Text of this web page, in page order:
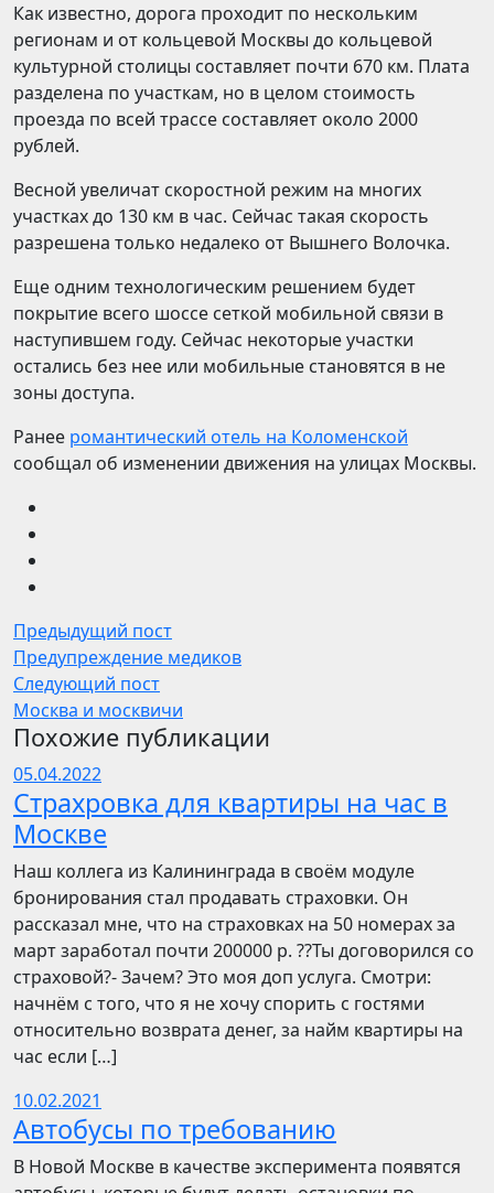
Как известно, дорога проходит по нескольким
регионам и от кольцевой Москвы до кольцевой
культурной столицы составляет почти 670 км. Плата
разделена по участкам, но в целом стоимость
проезда по всей трассе составляет около 2000
рублей.
Весной увеличат скоростной режим на многих
участках до 130 км в час. Сейчас такая скорость
разрешена только недалеко от Вышнего Волочка.
Еще одним технологическим решением будет
покрытие всего шоссе сеткой мобильной связи в
наступившем году. Сейчас некоторые участки
остались без нее или мобильные становятся в не
зоны доступа.
Ранее романтический отель на Коломенской
сообщал об изменении движения на улицах Москвы.
Предыдущий пост
Предупреждение медиков
Следующий пост
Москва и москвичи
Похожие публикации
05.04.2022
Страхровка для квартиры на час в
Москве
Наш коллега из Калининграда в своём модуле
бронирования стал продавать страховки. Он
рассказал мне, что на страховках на 50 номерах за
март заработал почти 200000 р. ??Ты договорился со
страховой?- Зачем? Это моя доп услуга. Смотри:
начнём с того, что я не хочу спорить с гостями
относительно возврата денег, за найм квартиры на
час если […]
10.02.2021
Автобусы по требованию
В Новой Москве в качестве эксперимента появятся